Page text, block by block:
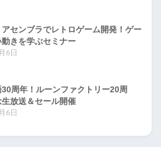
アセンブラでレトロゲーム開発！ゲー
動きを学ぶセミナー
6日
周年！ルーンファクトリー20周
放送＆セール開催
6日